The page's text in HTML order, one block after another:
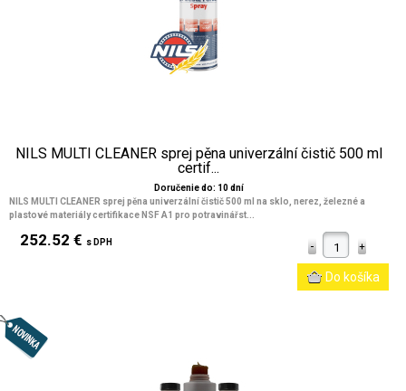
NILS MULTI CLEANER sprej pěna univerzální čistič 500 ml
certif...
Doručenie do: 10 dní
NILS MULTI CLEANER sprej pěna univerzální čistič 500 ml na sklo, nerez, železné a
plastové materiály certifikace NSF A1 pro potravinářst...
252.52 € s DPH